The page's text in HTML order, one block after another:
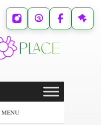
MENU